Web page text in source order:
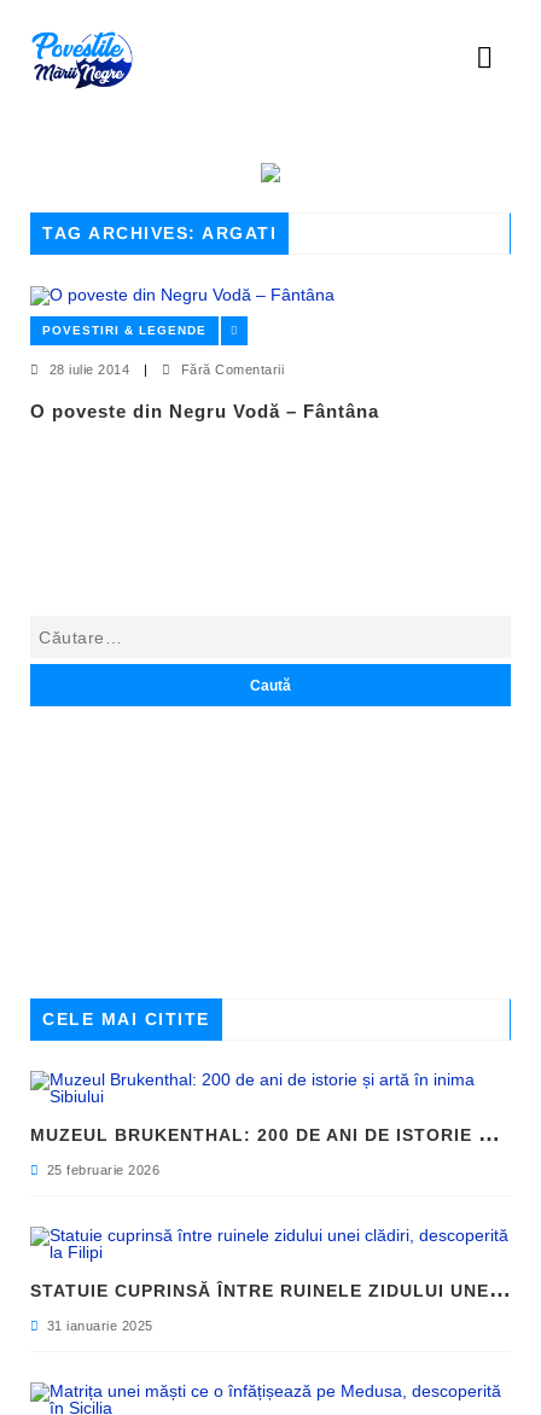
TAG ARCHIVES: ARGATI
POVESTIRI & LEGENDE
28 iulie 2014 Fără Comentarii
O poveste din Negru Vodă – Fântâna
CELE MAI CITITE
M
UZEUL BRUKENTHAL: 200 DE ANI DE ISTORIE ȘI ARTĂ ÎN INIMA SIBIULUI
25 februarie 2026
S
TATUIE CUPRINSĂ ÎNTRE RUINELE ZIDULUI UNEI CLĂDIRI, DESCOPERITĂ LA FILIPI
31 ianuarie 2025